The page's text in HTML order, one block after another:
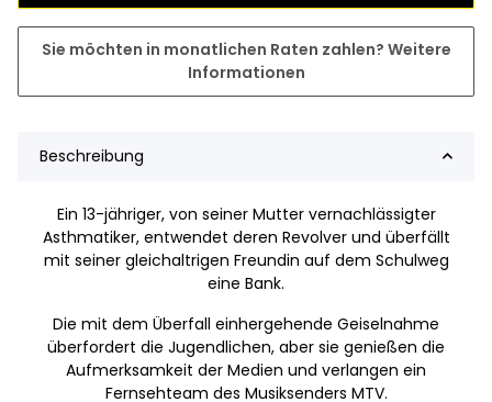
Sie möchten in monatlichen Raten zahlen? Weitere
Informationen
Beschreibung
Ein 13-jähriger, von seiner Mutter vernachlässigter
Asthmatiker, entwendet deren Revolver und überfällt
mit seiner gleichaltrigen Freundin auf dem Schulweg
eine Bank.
Die mit dem Überfall einhergehende Geiselnahme
überfordert die Jugendlichen, aber sie genießen die
Aufmerksamkeit der Medien und verlangen ein
Fernsehteam des Musiksenders MTV.